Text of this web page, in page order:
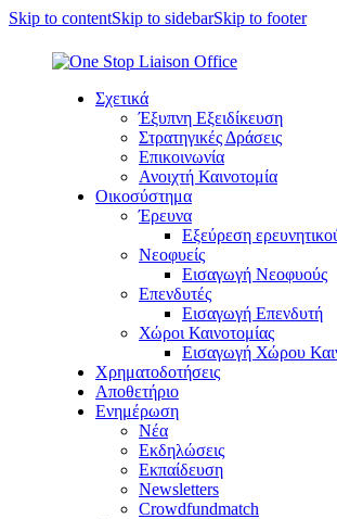
Skip to contentSkip to sidebarSkip to footer
Σχετικά
Έξυπνη Εξειδίκευση
Στρατηγικές Δράσεις
Επικοινωνία
Ανοιχτή Καινοτομία
Οικοσύστημα
Έρευνα
Εξεύρεση
Νεοφυείς
Εισαγωγή Νεοφυούς
Επενδυτές
Εισαγωγή Επενδυτή
Χώροι Καινοτομίας
Εισαγωγή Χώρου
Χρηματοδοτήσεις
Αποθετήριο
Ενημέρωση
Νέα
Εκδηλώσεις
Εκπαίδευση
Newsletters
Crowdfundmatch